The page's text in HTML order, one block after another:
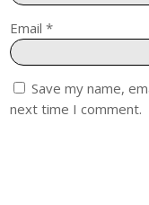
Email*
Save my name,
next time I comment.